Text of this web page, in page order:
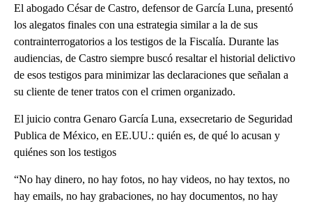
El abogado César de Castro, defensor de García Luna, presentó
los alegatos finales con una estrategia similar a la de sus
contrainterrogatorios a los testigos de la Fiscalía. Durante las
audiencias, de Castro siempre buscó resaltar el historial delictivo
de esos testigos para minimizar las declaraciones que señalan a
su cliente de tener tratos con el crimen organizado.
El juicio contra Genaro García Luna, exsecretario de Seguridad
Publica de México, en EE.UU.: quién es, de qué lo acusan y
quiénes son los testigos
“No hay dinero, no hay fotos, no hay videos, no hay textos, no
hay emails, no hay grabaciones, no hay documentos, no hay